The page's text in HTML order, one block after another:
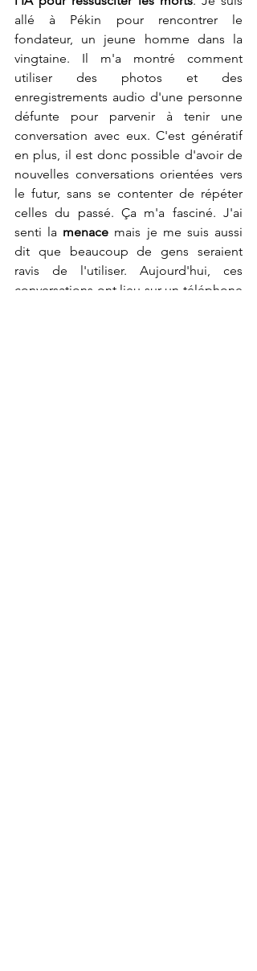
allé à Pékin pour rencontrer le
fondateur, un jeune homme dans la
vingtaine. Il m'a montré comment
utiliser des photos et des
enregistrements audio d'une personne
défunte pour parvenir à tenir une
conversation avec eux. C'est génératif
en plus, il est donc possible d'avoir de
nouvelles conversations orientées vers
le futur, sans se contenter de répéter
celles du passé. Ça m'a fasciné. J'ai
senti la menace mais je me suis aussi
dit que beaucoup de gens seraient
ravis de l'utiliser. Aujourd'hui, ces
conversations ont lieu sur un téléphone